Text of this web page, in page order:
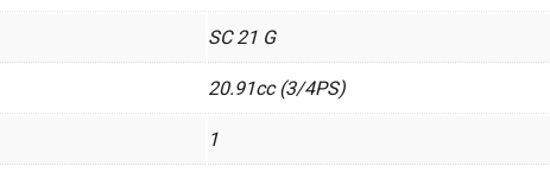
SC 21 G
20.91cc (3/4PS)
1